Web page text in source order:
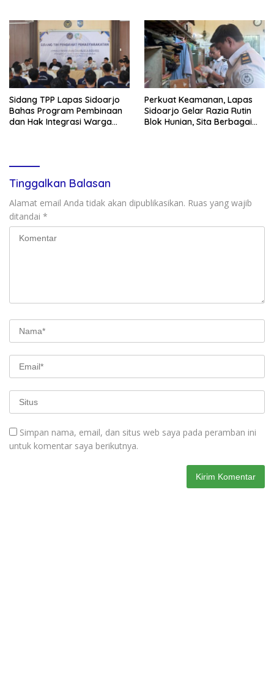
Sidang TPP Lapas Sidoarjo
Bahas Program Pembinaan
dan Hak Integrasi Warga
Perkuat Keamanan, Lapas
Sidoarjo Gelar Razia Rutin
Blok Hunian, Sita Berbagai
Tinggalkan Balasan
Alamat email Anda tidak akan dipublikasikan. Ruas yang wajib
ditandai *
Simpan nama, email, dan situs web saya pada peramban ini
untuk komentar saya berikutnya.